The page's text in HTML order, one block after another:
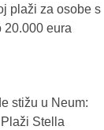
plaži za osobe s
20.000 eura
stižu u Neum:
Stella